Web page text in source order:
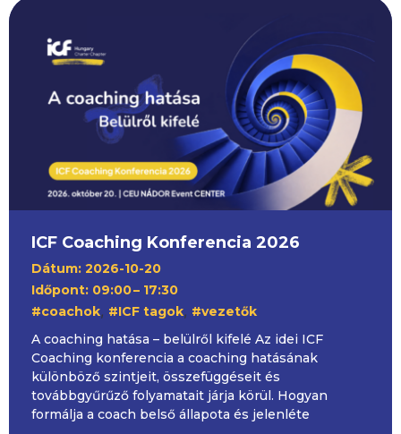
ICF Coaching Konferencia 2026
Dátum: 2026-10-20
Időpont: 09:00– 17:30
#coachok, #ICF tagok, #vezetők
A coaching hatása – belülről kifelé Az idei ICF
Coaching konferencia a coaching hatásának
különböző szintjeit, összefüggéseit és
továbbgyűrűző folyamatait járja körül. Hogyan
formálja a coach belső állapota és jelenléte